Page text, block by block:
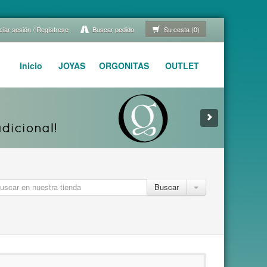
sesión / Regístrese Buscar pedido Su cesta (0)
Inicio JOYAS ORGONITAS OUTLET
Buscar